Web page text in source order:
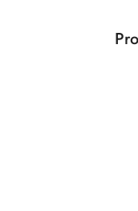
Pomiń karuzelę